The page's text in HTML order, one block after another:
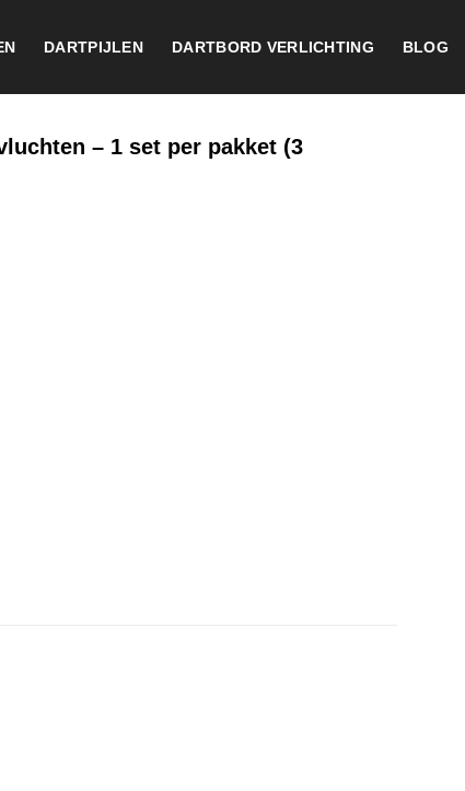
DARTPIJLEN DARTBORD VERLICHTING BLOG
– 1 set per pakket (3